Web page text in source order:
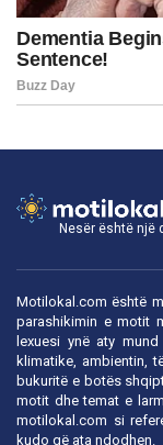
Nesër është një
Motilokal.com është
parashikimin e motit
lexuesi ynë aty
klimatike, ambientin,
bukuritë e botës
motit dhe temat e
motilokal.com si
kudo që ata ndodhen.